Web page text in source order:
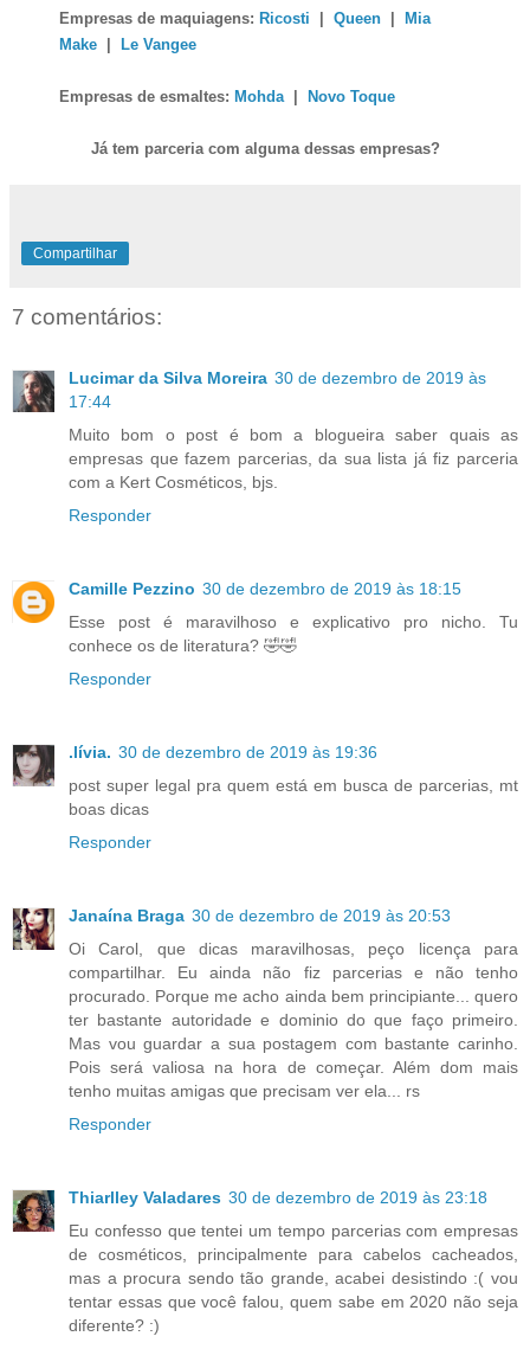
Empresas de maquiagens: Ricosti | Queen| Mia
Make| Le Vangee
Empresas de esmaltes: Mohda| Novo Toque
Já tem parceria com alguma dessas empresas?
Compartilhar
7 comentários:
Lucimar da Silva Moreira 30 de dezembro de 2019 às
17:44
Muito bom o post é bom a blogueira saber quais as
empresas que fazem parcerias, da sua lista já fiz parceria
com a Kert Cosméticos, bjs.
Responder
Camille Pezzino 30 de dezembro de 2019 às 18:15
Esse post é maravilhoso e explicativo pro nicho. Tu
conhece os de literatura? 🤣🤣
Responder
.lívia. 30 de dezembro de 2019 às 19:36
post super legal pra quem está em busca de parcerias, mt
boas dicas
Responder
Janaína Braga 30 de dezembro de 2019 às 20:53
Oi Carol, que dicas maravilhosas, peço licença para
compartilhar. Eu ainda não fiz parcerias e não tenho
procurado. Porque me acho ainda bem principiante... quero
ter bastante autoridade e dominio do que faço primeiro.
Mas vou guardar a sua postagem com bastante carinho.
Pois será valiosa na hora de começar. Além dom mais
tenho muitas amigas que precisam ver ela... rs
Responder
Thiarlley Valadares 30 de dezembro de 2019 às 23:18
Eu confesso que tentei um tempo parcerias com empresas
de cosméticos, principalmente para cabelos cacheados,
mas a procura sendo tão grande, acabei desistindo :( vou
tentar essas que você falou, quem sabe em 2020 não seja
diferente? :)